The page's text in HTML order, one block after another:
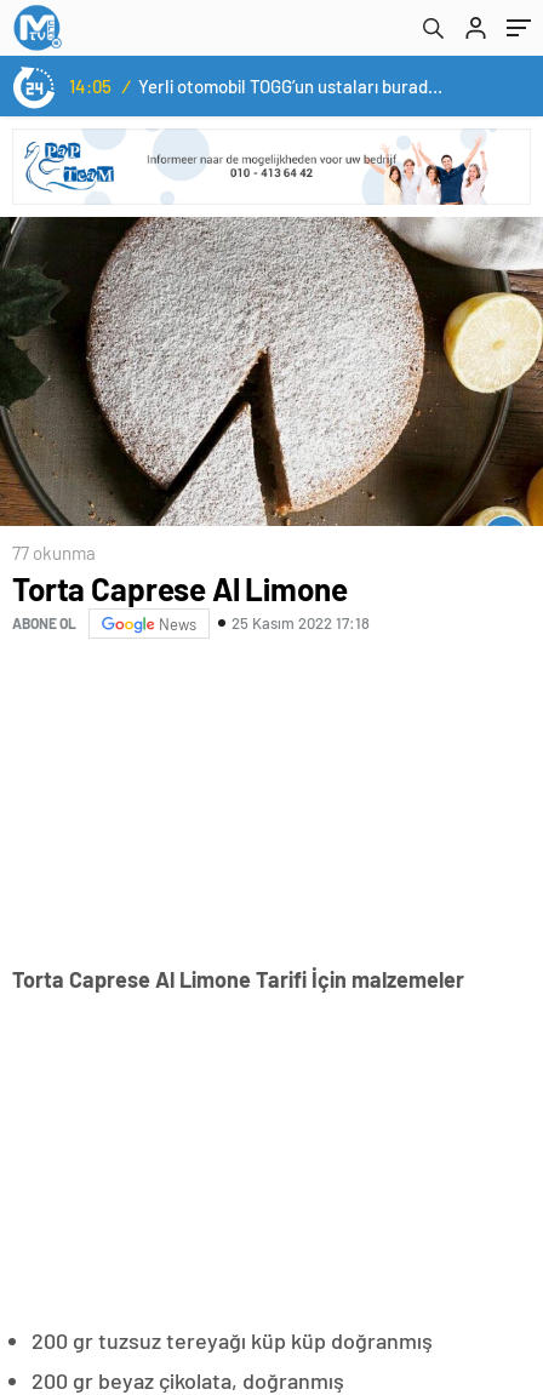
14:05 / Yerli otomobil TOGG’un ustaları burada yetişecek
77 okunma
Torta Caprese Al Limone
ABONE OL News 25 Kasım 2022 17:18
Torta Caprese Al Limone Tarifi İçin malzemeler
200 gr tuzsuz tereyağı küp küp doğranmış
200 gr beyaz çikolata, doğranmış